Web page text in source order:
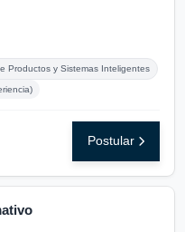
Productos y Sistemas Inteligentes
Postular